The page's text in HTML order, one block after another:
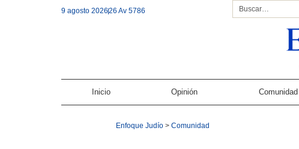
9 agosto 202626 Av 5786
Inicio Opinión Comunidad
Enfoque Judío >Comunidad